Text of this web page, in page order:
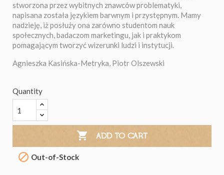
stworzona przez wybitnych znawców problematyki,
napisana została językiem barwnym i przystępnym. Mamy
nadzieję, iż posłuży ona zarówno studentom nauk
społecznych, badaczom marketingu, jak i praktykom
pomagającym tworzyć wizerunki ludzi i instytucji.
Agnieszka Kasińska-Metryka, Piotr Olszewski
Quantity
 ADD TO CART
 Out-of-Stock